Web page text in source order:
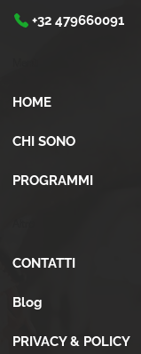
+32 479660091
HOME
CHI SONO
PROGRAMMI
CONTATTI
Blog
PRIVACY & POLICY